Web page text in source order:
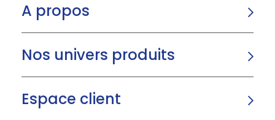
A propos
Nos univers produits
Espace client